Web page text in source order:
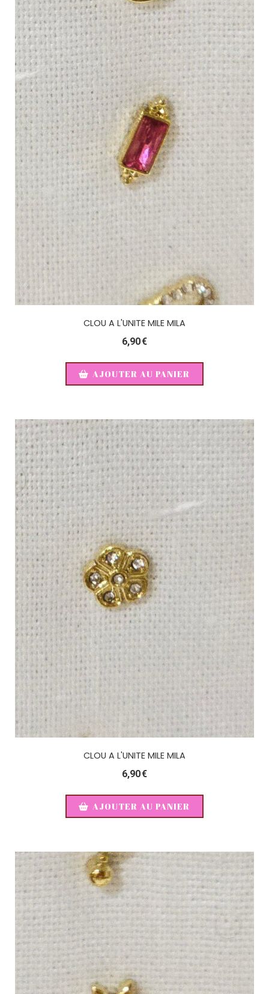
CLOU A L'UNITE MILE MILA
6,90€
AJOUTER AU PANIER
CLOU A L'UNITE MILE MILA
6,90€
AJOUTER AU PANIER